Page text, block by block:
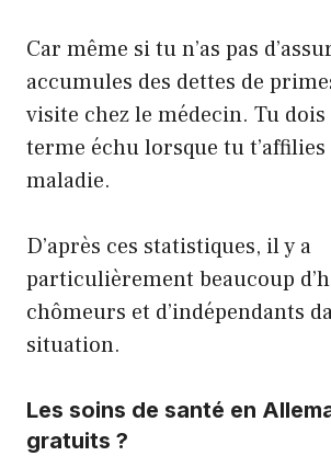
Car même si tu n’as pas
accumules des dettes de
visite chez le médecin. Tu dois
terme échu lorsque tu t’affilies
maladie.
D’après ces statistiques, il y a
particulièrement beaucoup
chômeurs et d’indépendants
situation.
Les soins de santé en
gratuits ?